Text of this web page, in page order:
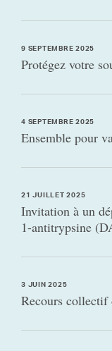
9 SEPTEMBRE 2025
Protégez votre
4 SEPTEMBRE 2025
Ensemble pour
21 JUILLET 2025
Invitation à un
1-antitrypsine
3 JUIN 2025
Recours collectif